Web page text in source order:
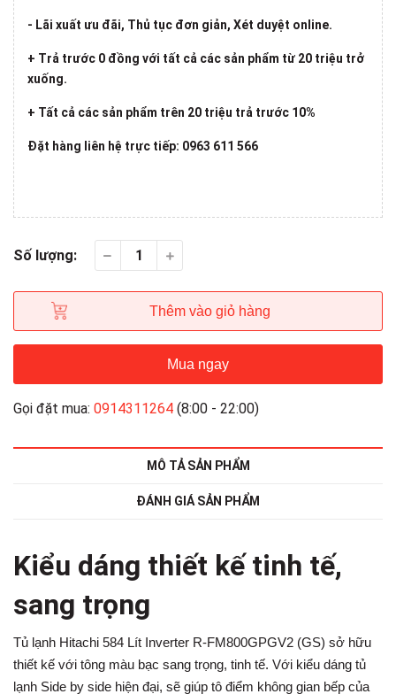
- Lãi xuất ưu đãi, Thủ tục đơn giản, Xét duyệt online.
+ Trả trước 0 đồng với tất cả các sản phẩm từ 20 triệu trở
xuống.
+ Tất cả các sản phẩm trên 20 triệu trả trước 10%
Đặt hàng liên hệ trực tiếp: 0963 611 566
Số lượng:
Thêm vào giỏ hàng
Mua ngay
Gọi đặt mua: 0914311264 (8:00 - 22:00)
MÔ TẢ SẢN PHẨM
ĐÁNH GIÁ SẢN PHẨM
Kiểu dáng thiết kế tinh tế,
sang trọng
Tủ lạnh Hitachi 584 Lít Inverter R-FM800GPGV2 (GS) sở hữu
thiết kế với tông màu bạc sang trọng, tinh tế. Với kiểu dáng tủ
lạnh Side by side hiện đại, sẽ giúp tô điểm không gian bếp của